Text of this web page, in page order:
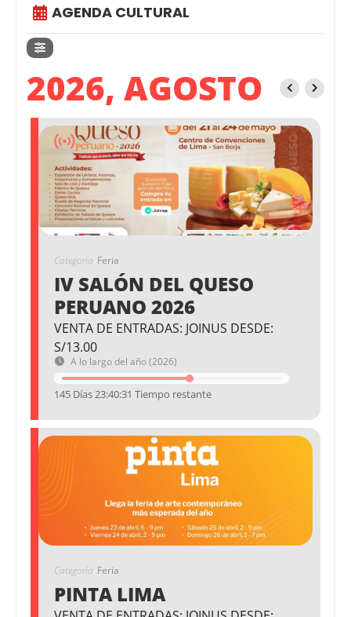
AGENDA CULTURAL
2026, AGOSTO
Categoría Feria
IV SALÓN DEL QUESO
PERUANO 2026
VENTA DE ENTRADAS: JOINUS DESDE:
S/13.00
A lo largo del año (2026)
145 Días 23:40:31 Tiempo restante
Categoría Feria
PINTA LIMA